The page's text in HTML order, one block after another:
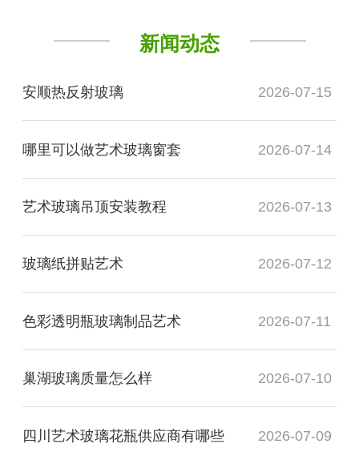
新闻动态
安顺热反射玻璃 2026-07-15
哪里可以做艺术玻璃窗套 2026-07-14
艺术玻璃吊顶安装教程 2026-07-13
玻璃纸拼贴艺术 2026-07-12
色彩透明瓶玻璃制品艺术 2026-07-11
巢湖玻璃质量怎么样 2026-07-10
四川艺术玻璃花瓶供应商有哪些 2026-07-09